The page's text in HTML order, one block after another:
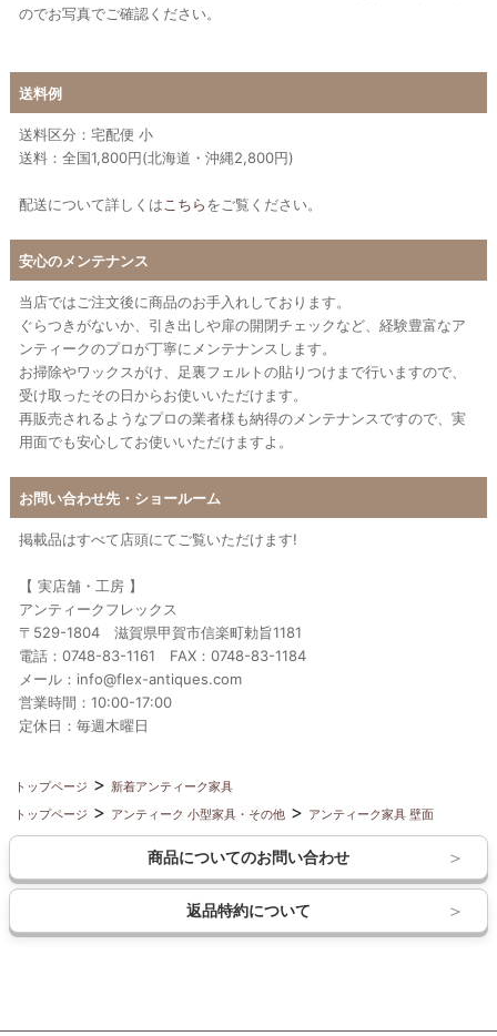
のでお写真でご確認ください。
送料例
送料区分：宅配便 小
送料：全国1,800円(北海道・沖縄2,800円)
配送について詳しくは こちらをご覧ください。
安心のメンテナンス
当店ではご注文後に商品のお手入れしております。
ぐらつきがないか、引き出しや扉の開閉チェックなど、経験豊富なア
ンティークのプロが丁寧にメンテナンスします。
お掃除やワックスがけ、足裏フェルトの貼りつけまで行いますので、
受け取ったその日からお使いいただけます。
再販売されるようなプロの業者様も納得のメンテナンスですので、実
用面でも安心してお使いいただけますよ。
お問い合わせ先・ショールーム
掲載品はすべて店頭にてご覧いただけます!
【 実店舗・工房 】
アンティークフレックス
〒529-1804 滋賀県甲賀市信楽町勅旨1181
電話：0748-83-1161 FAX：0748-83-1184
メール：info@flex-antiques.com
営業時間：10:00-17:00
定休日：毎週木曜日
トップページ
新着アンティーク家具
トップページ
アンティーク 小型家具・その他 アンティーク家具 壁面
商品についてのお問い合わせ
返品特約について